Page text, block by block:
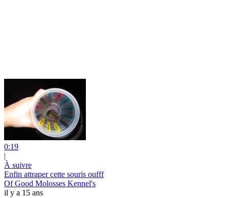
0:19
|
À suivre
Enfin attraper cette souris oufff
Of Good Molosses Kennel's
il y a 15 ans